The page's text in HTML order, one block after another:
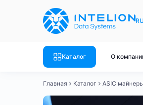
RU
Каталог О
ASIC майнеры
Главная Каталог ASIC майнеры